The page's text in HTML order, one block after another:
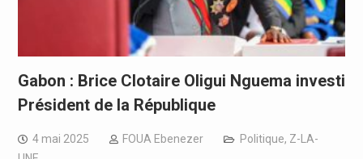
Gabon : Brice Clotaire Oligui Nguema investi
Président de la République
4 mai 2025 FOUA Ebenezer Politique, Z-LA-